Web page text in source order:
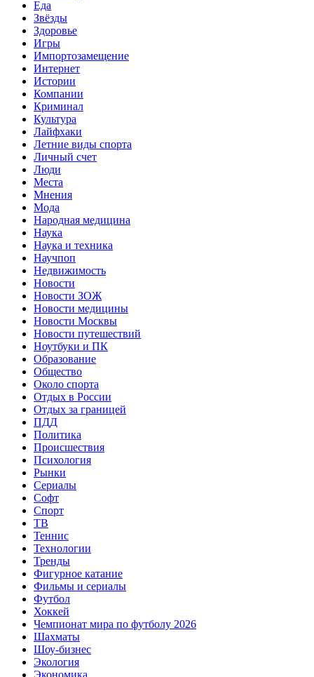
Еда
Звёзды
Здоровье
Игры
Импортозамещение
Интернет
Истории
Компании
Криминал
Культура
Лайфхаки
Летние виды спорта
Личный счет
Люди
Места
Мнения
Мода
Народная медицина
Наука
Наука и техника
Научпоп
Недвижимость
Новости
Новости ЗОЖ
Новости медицины
Новости Москвы
Новости путешествий
Ноутбуки и ПК
Образование
Общество
Около спорта
Отдых в России
Отдых за границей
ПДД
Политика
Происшествия
Психология
Рынки
Сериалы
Софт
Спорт
ТВ
Теннис
Технологии
Тренды
Фигурное катание
Фильмы и сериалы
Футбол
Хоккей
Чемпионат мира по футболу 2026
Шахматы
Шоу-бизнес
Экология
Экономика